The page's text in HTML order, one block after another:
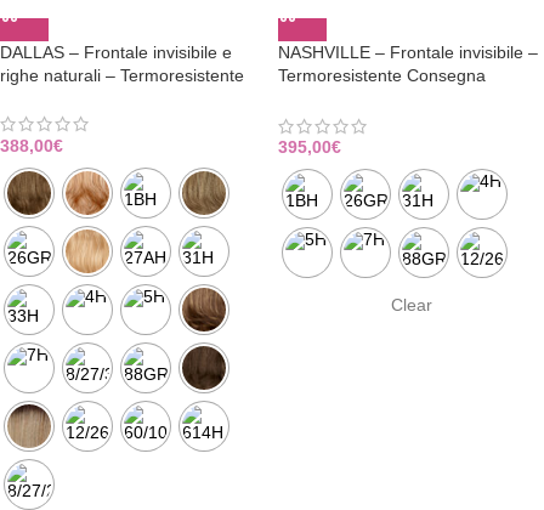
DALLAS – Frontale invisibile e
righe naturali – Termoresistente
388,00€
NASHVILLE – Frontale invisibile –
Termoresistente Consegna
395,00€
Clear